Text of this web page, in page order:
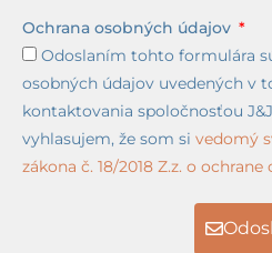
Ochrana osobných údajov
Odoslaním tohto formulára
osobných údajov uvedených v
kontaktovania spoločnosťou
vyhlasujem, že som si vedomý
zákona č. 18/2018 Z.z. o